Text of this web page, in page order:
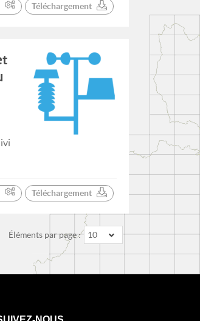
Téléchargement
Téléchargement
Éléments par page : 10